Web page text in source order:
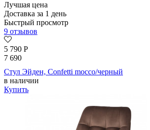
Лучшая цена
Доставка за 1 день
Быстрый просмотр
9 отзывов
5 790 Р
7 690
Стул Эйден, Confetti mocco/черный
в наличии
Купить